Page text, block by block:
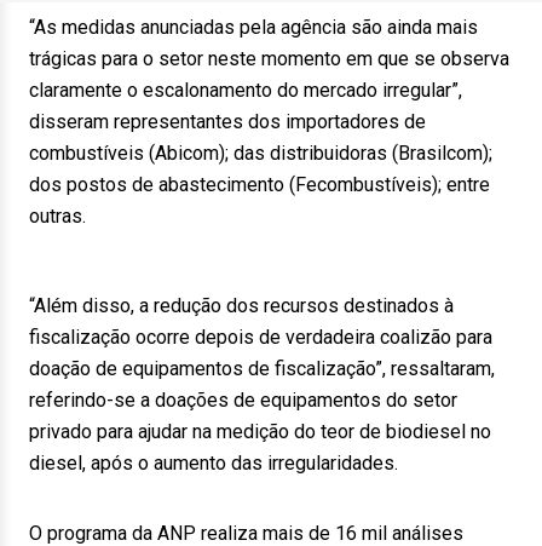
“As medidas anunciadas pela agência são ainda mais
trágicas para o setor neste momento em que se observa
claramente o escalonamento do mercado irregular”,
disseram representantes dos importadores de
combustíveis (Abicom); das distribuidoras (Brasilcom);
dos postos de abastecimento (Fecombustíveis); entre
outras.
“Além disso, a redução dos recursos destinados à
fiscalização ocorre depois de verdadeira coalizão para
doação de equipamentos de fiscalização”, ressaltaram,
referindo-se a doações de equipamentos do setor
privado para ajudar na medição do teor de biodiesel no
diesel, após o aumento das irregularidades.
O programa da ANP realiza mais de 16 mil análises